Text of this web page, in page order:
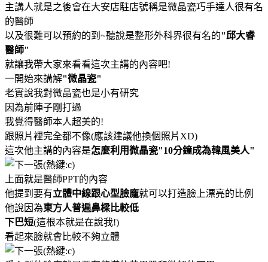
主講人就是之後會在大安店駐店號稱是微晶瓷巧手達人很有名
的醫師
以及很難可以預約的到~聽說是整形外科界很有名的"邱大睿
醫師"
就讓我帶大家來看看這次主講的內容吧!
一開始來講解"微晶瓷"
老實說我對微晶瓷也是小有研究
因為前陣子剛打過
我覺得醫師本人超美的!
跟照片裡完全都不像(應該建議他換個照片XD)
這次他主講的內容是怎麼利用微晶瓷"10分鐘成為韓風美人"
上面就是醫師PPT的內容
他提到要有立體中線跟心型臉龐就可以打造臉上漂亮的比例
他說因為東方人普遍鼻樑比較低
下巴短(這根本就是在說我!)
看起來臉就會比較不夠立體